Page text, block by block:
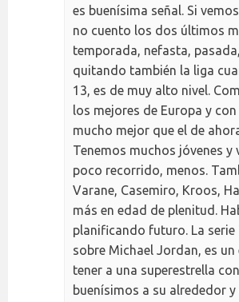
es buenísima señal. Si
no cuento los dos últimos
temporada, nefasta,
quitando también la liga
13, es de muy alto nivel.
los mejores de Europa y con
mucho mejor que el de
Tenemos muchos jóvenes y
poco recorrido, menos.
Varane, Casemiro, Kroos,
más en edad de plenitud.
planificando futuro. La serie
sobre Michael Jordan, es un
tener a una superestrella
buenísimos a su alrededor